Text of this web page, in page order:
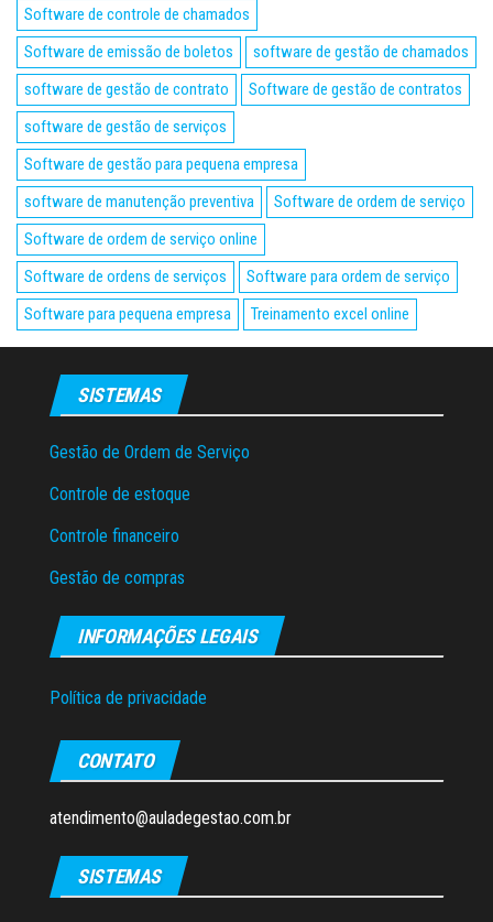
Software de controle de chamados
Software de emissão de boletos
software de gestão de chamados
software de gestão de contrato
Software de gestão de contratos
software de gestão de serviços
Software de gestão para pequena empresa
software de manutenção preventiva
Software de ordem de serviço
Software de ordem de serviço online
Software de ordens de serviços
Software para ordem de serviço
Software para pequena empresa
Treinamento excel online
SISTEMAS
Gestão de Ordem de Serviço
Controle de estoque
Controle financeiro
Gestão de compras
INFORMAÇÕES LEGAIS
Política de privacidade
CONTATO
atendimento@auladegestao.com.br
SISTEMAS